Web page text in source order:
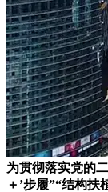
为贯彻落实党的
＋’步履”“结构